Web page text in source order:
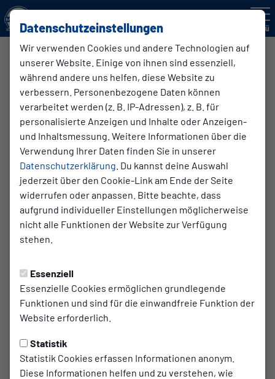
Datenschutzeinstellungen
Wir verwenden Cookies und andere Technologien auf
unserer Website. Einige von ihnen sind essenziell,
während andere uns helfen, diese Website zu
verbessern. Personenbezogene Daten können
verarbeitet werden (z. B. IP-Adressen), z. B. für
personalisierte Anzeigen und Inhalte oder Anzeigen-
und Inhaltsmessung. Weitere Informationen über die
Verwendung Ihrer Daten finden Sie in unserer
Datenschutzerklärung . Du kannst deine Auswahl
jederzeit über den Cookie-Link am Ende der Seite
widerrufen oder anpassen. Bitte beachte, dass
aufgrund individueller Einstellungen möglicherweise
nicht alle Funktionen der Website zur Verfügung
stehen.
Essenziell
Essenzielle Cookies ermöglichen grundlegende
Funktionen und sind für die einwandfreie Funktion der
Website erforderlich.
Statistik
Statistik Cookies erfassen Informationen anonym.
Diese Informationen helfen und zu verstehen, wie
Menü
Abteilung Fußball
Die Fußballabteilung ist die Mitgliederstärkste Abteilung
des Vereins. Wir unterteilen diese in
- Seniorinnen & Senioren
- Juniorinnen & Junioren und
- Team Handicap
Natürlich sind neben den Platzwarten, dem Vereinswirt,
den Familien der Sportler ganz viele Menschen am Gelingen
beteiligt. Es gilt aber einen reibungslosen Ablauf zu
gewährleisten.
über dieSpielbetriebsleiter
richtet bitte für
Seniorinnen und Senioren
- Sportliche Leitung
-Trainerinnen & Trainer